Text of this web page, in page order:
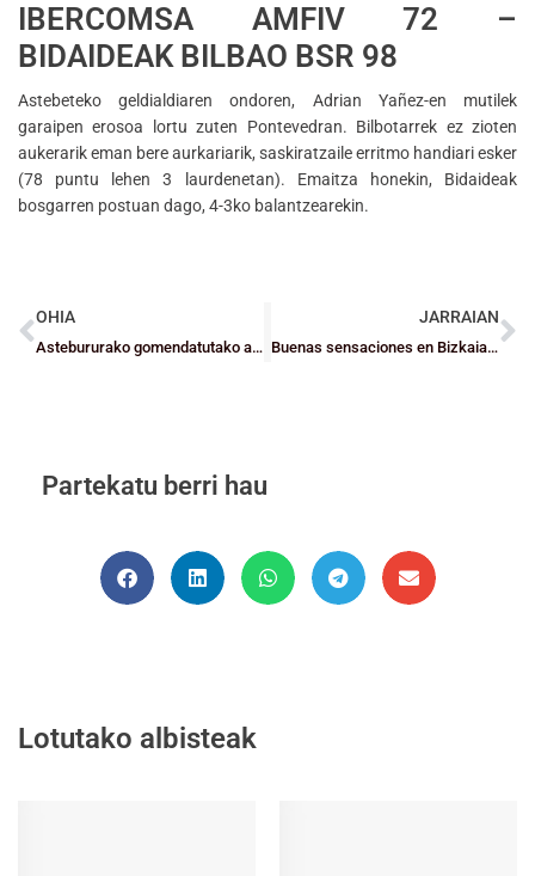
IBERCOMSA AMFIV 72 –
BIDAIDEAK BILBAO BSR 98
Astebeteko geldialdiaren ondoren, Adrian Yañez-en mutilek
garaipen erosoa lortu zuten Pontevedran. Bilbotarrek ez zioten
aukerarik eman bere aurkariarik, saskiratzaile erritmo handiari esker
(78 puntu lehen 3 laurdenetan). Emaitza honekin, Bidaideak
bosgarren postuan dago, 4-3ko balantzearekin.
OHIA
Astebururako gomendatutako agenda
JARRAIAN
Buenas sensaciones en Bizkaia en el primer test de las preselecciones Mini ante Cantabria
Partekatu berri hau
Lotutako albisteak